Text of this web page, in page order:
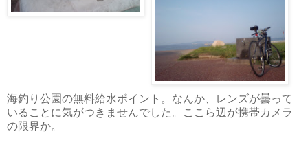
海釣り公園の無料給水ポイント。なんか、レンズが曇って
いることに気がつきませんでした。ここら辺が携帯カメラ
の限界か。